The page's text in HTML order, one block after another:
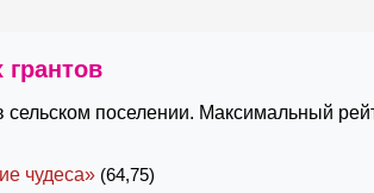
поселении. Максимальный
чудеса» (64,75)